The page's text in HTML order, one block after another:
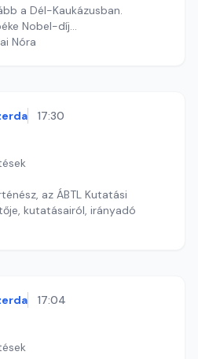
a Dél-Kaukázusban.
Nobel-díj…
Nóra
17:30
az ÁBTL Kutatási
kutatásairól, irányadó
17:04